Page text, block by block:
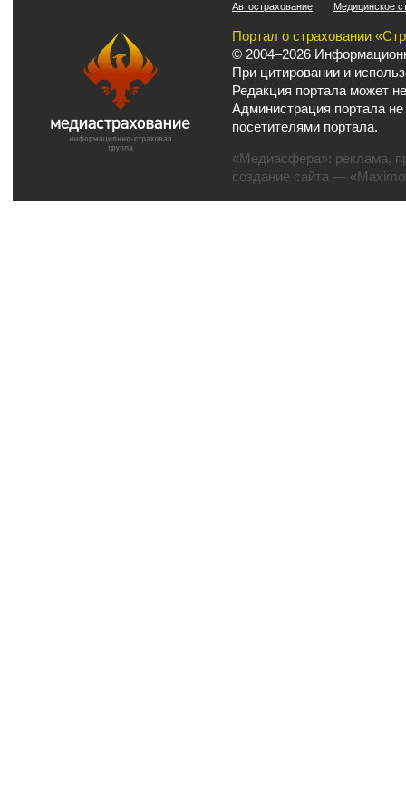
Автострахование Медицинское
Портал о страховании
© 2004–2026
При цитировании и
Редакция портала может
Администрация портала
посетителями портала.
«Медиасфера»: реклама,
создание сайта —